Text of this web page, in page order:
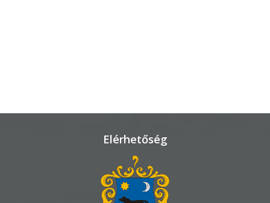
Elérhetőség